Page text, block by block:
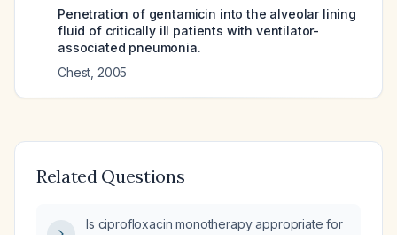
Penetration of gentamicin into the alveolar lining
fluid of critically ill patients with ventilator-
associated pneumonia.
Chest 2005
Related Questions
Is ciprofloxacin monotherapy appropriate for